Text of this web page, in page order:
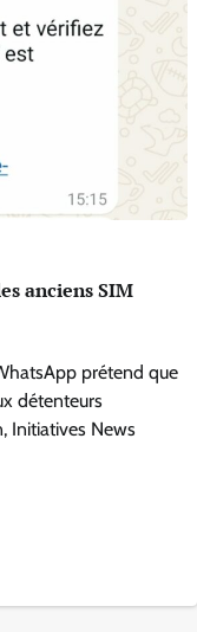
anciens SIM
prétend que
détenteurs
Initiatives News